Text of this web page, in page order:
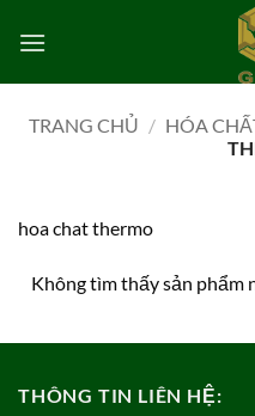
qua
TRANG CHỦ / HÓA
hoa chat thermo
Không tìm thấy sản phẩm
THÔNG TIN LIÊN HỆ: